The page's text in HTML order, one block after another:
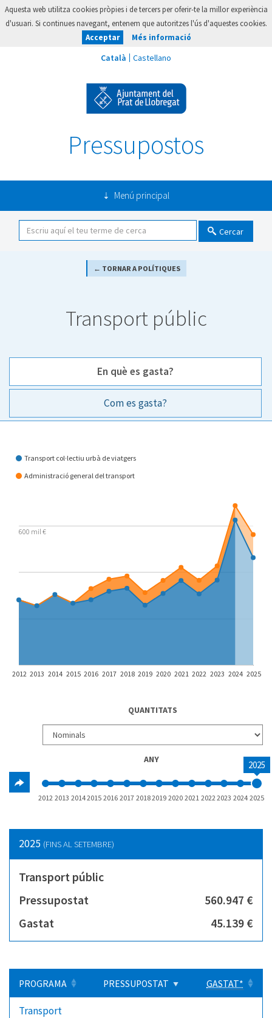
Aquesta web utilitza cookies pròpies i de tercers per oferir-te la millor experiència
d'usuari. Si continues navegant, entenem que autoritzes l'ús d'aquestes cookies.
Acceptar
Més informació
Pressupostos
Menú principal
Cercar
← TORNAR A POLÍTIQUES
Transport públic
En què es gasta?
Com es gasta?
En què es gasta?
Transport col·lectiu urbà de viatgers
Administració general del transport
2012 2013 2014 2015 2016 2017 2018 2019 2020 2021 2022 2023 2024 2025
600 mil €
QUANTITATS
ANY 2025
2012 2013 20142015 2016 2017 20182019 2020 2021 2022 2023 2024 2025
2025 (FINS AL SETEMBRE)
Transport públic
Pressupostat
560.947 €
Gastat
45.139 €
PROGRAMA PRESSUPOSTAT GASTAT*
Transport